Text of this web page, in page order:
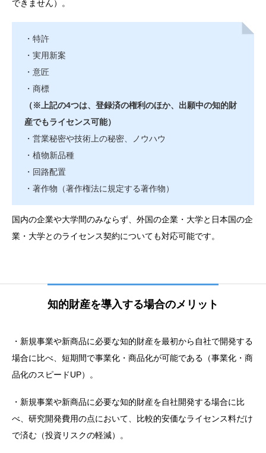
できません）。
・特許
・実用新案
・意匠
・商標
（※上記の4つは、登録済の権利のほか、出願中の知的財
産でもライセンス可能）
・営業秘密や技術上の秘密、ノウハウ
・植物新品種
・回路配置
・著作物（著作権法に規定する著作物）
国内の企業や大学間のみならず、外国の企業・大学と日本国の企
業・大学とのライセンス契約についても対応可能です。
知的財産を導入する場合のメリット
・新規事業や新商品に必要な知的財産を最初から自社で開発する
場合に比べ、短期間で事業化・商品化が可能である（事業化・商
品化のスピードUP）。
・新規事業や新商品に必要な知的財産を自社開発する場合に比
べ、研究開発費用の点において、比較的安価なライセンス料だけ
で済む（投資リスクの軽減）。